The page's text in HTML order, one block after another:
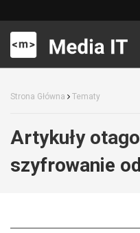
Strona Główna Tematy
Artykuły
szyfrowanie